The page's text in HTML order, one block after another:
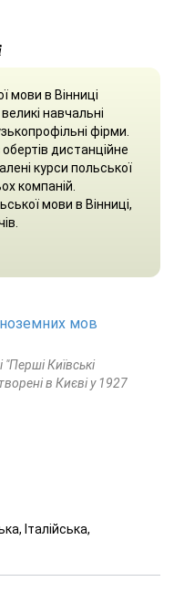
мови в Вінниці
навчальні
фірми.
дистанційне
курси польської
компаній.
мови в Вінниці,
мов
"Перші Київські
в Києві у 1927
Італійська,